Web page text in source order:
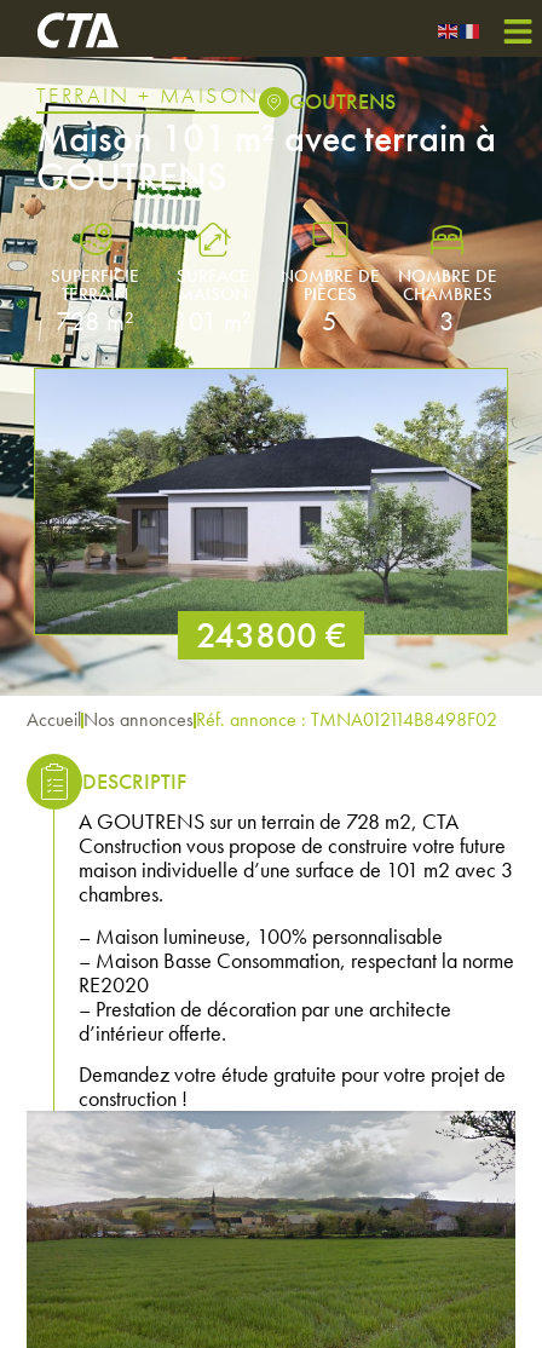
TERRAIN + MAISON GOUTRENS
Maison 101 m² avec terrain à
GOUTRENS
SUPERFICIE
TERRAIN
728 m²
SURFACE
MAISON
101 m²
NOMBRE DE
PIÈCES
5
NOMBRE DE
CHAMBRES
3
243800 €
AccueilNos annoncesRéf. annonce : TMNA012114B8498F02
DESCRIPTIF
A GOUTRENS sur un terrain de 728 m2, CTA
Construction vous propose de construire votre future
maison individuelle d’une surface de 101 m2 avec 3
chambres.
– Maison lumineuse, 100% personnalisable
– Maison Basse Consommation, respectant la norme
RE2020
– Prestation de décoration par une architecte
d’intérieur offerte.
Demandez votre étude gratuite pour votre projet de
construction !